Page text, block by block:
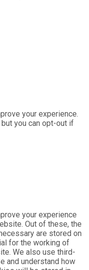
your experience.
you can opt-out if
your experience
Out of these, the
are stored on
for the working of
We also use third-
and understand how